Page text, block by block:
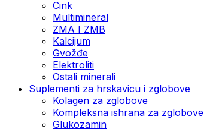
Cink
Multimineral
ZMA I ZMB
Kalcijum
Gvožđe
Elektroliti
Ostali minerali
Suplementi za hrskavicu i zglobove
Kolagen za zglobove
Kompleksna ishrana za zglobove
Glukozamin